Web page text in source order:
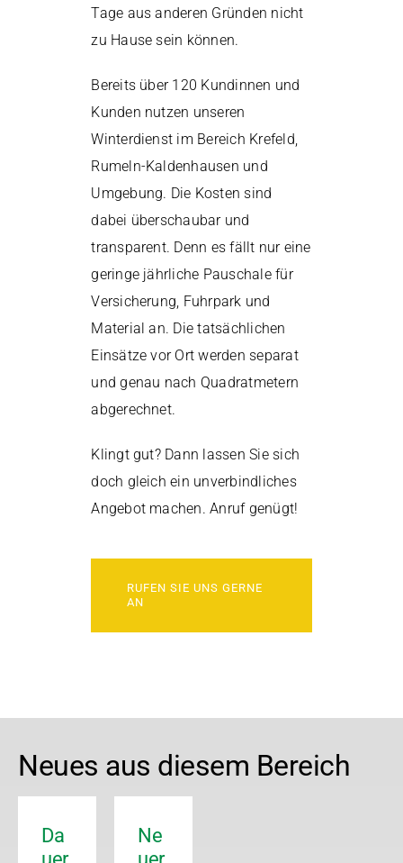
Tage aus anderen Gründen nicht
zu Hause sein können.
Bereits über 120 Kundinnen und
Kunden nutzen unseren
Winterdienst im Bereich Krefeld,
Rumeln-Kaldenhausen und
Umgebung. Die Kosten sind
dabei überschaubar und
transparent. Denn es fällt nur eine
geringe jährliche Pauschale für
Versicherung, Fuhrpark und
Material an. Die tatsächlichen
Einsätze vor Ort werden separat
und genau nach Quadratmetern
abgerechnet.
Klingt gut? Dann lassen Sie sich
doch gleich ein unverbindliches
Angebot machen. Anruf genügt!
RUFEN SIE UNS GERNE
AN
Neues aus diesem Bereich
Da
Ne